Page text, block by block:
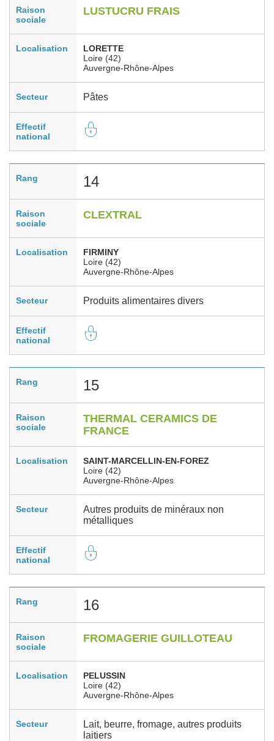
Raison
sociale
LUSTUCRU FRAIS
Localisation
LORETTE
Loire (42)
Auvergne-Rhône-Alpes
Secteur Pâtes
Effectif
national
Rang 14
Raison
sociale
CLEXTRAL
Localisation
FIRMINY
Loire (42)
Auvergne-Rhône-Alpes
Secteur Produits alimentaires divers
Effectif
national
Rang 15
Raison
sociale
THERMAL CERAMICS DE
FRANCE
Localisation
SAINT-MARCELLIN-EN-FOREZ
Loire (42)
Auvergne-Rhône-Alpes
Secteur
Autres produits de minéraux non
métalliques
Effectif
national
Rang 16
Raison
sociale
FROMAGERIE GUILLOTEAU
Localisation
PELUSSIN
Loire (42)
Auvergne-Rhône-Alpes
Secteur
Lait, beurre, fromage, autres produits
laitiers